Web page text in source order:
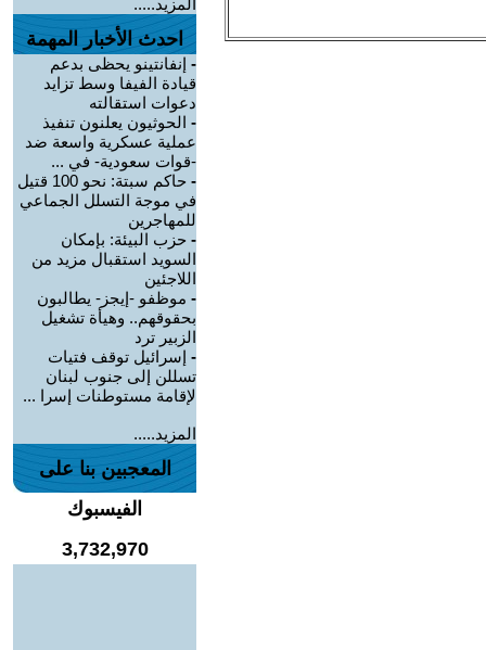
المزيد.....
احدث الأخبار المهمة
- إنفانتينو يحظى بدعم
قيادة الفيفا وسط تزايد
دعوات استقالته
- الحوثيون يعلنون تنفيذ
عملية عسكرية واسعة ضد
-قوات سعودية- في ...
-
حاكم سبتة: نحو 100 قتيل
في موجة التسلل الجماعي
للمهاجرين
- حزب البيئة: بإمكان
السويد استقبال مزيد من
اللاجئين
- موظفو -إيجز- يطالبون
بحقوقهم.. وهيأة تشغيل
الزبير ترد
- إسرائيل توقف فتيات
تسللن إلى جنوب لبنان
لإقامة مستوطنات إسرا ...
المزيد.....
المعجبين بنا على
الفيسبوك
3,732,970